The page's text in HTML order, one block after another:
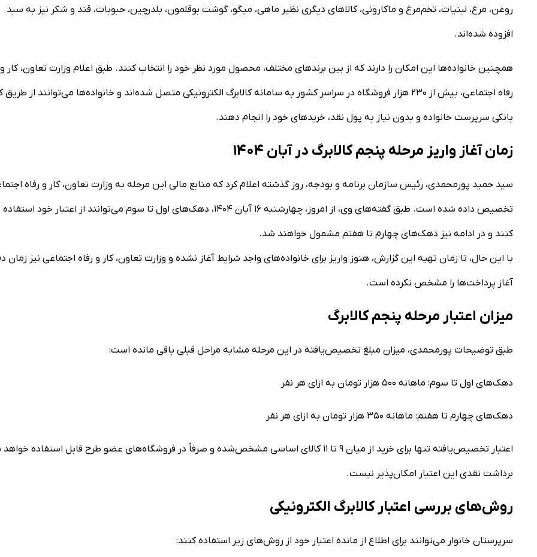
روغن، مرغ، لبنیات، تخم‌مرغ و ماکارونی، کالاهای دیگری نظیر ماهی، میگو، گوشت بوقلمون، بلدرچین، حبوبات، قند و شکر نیز به سبد
افزوده شده‌اند.
همچنین خانواده‌ها این امکان را دارند که از بین برندهای مختلف، محصول مورد نظر خود را انتخاب کنند. طبق اعلام وزارت تعاون، کار و
رفاه اجتماعی، بیش از ۲۳۰ هزار فروشگاه در سراسر کشور به سامانه کالابرگ الکترونیکی متصل شده‌اند و خانواده‌ها می‌توانند از
بانکی سرپرست خانواده و بدون نیاز به پول نقد، خریدهای خود را انجام دهند.
زمان آغاز واریز مرحله پنجم کالابرگ در آبان ۱۴۰۴
سید حمید پورمحمدی، رئیس سازمان برنامه و بودجه، روز گذشته اعلام کرد که منابع مالی این مرحله به وزارت تعاون، کار و رفاه
تخصیص داده شده است. طبق گفته‌های وی، از امروز، چهارشنبه ۱۶ آبان ۱۴۰۴، دهک‌های اول تا سوم می‌توانند از اعتبار خود استفاده
کنند و در ادامه نیز دهک‌های چهارم تا هفتم مشمول خواهند شد.
با این حال، تا زمان تهیه این گزارش، هنوز واریز برای خانواده‌های واجد شرایط آغاز نشده و وزارت تعاون، کار و رفاه اجتماعی نیز زمان
آغاز پرداخت‌ها را مشخص نکرده است.
میزان اعتبار مرحله پنجم کالابرگ
طبق توضیحات پورمحمدی، میزان مبلغ تخصیص‌یافته در این مرحله مشابه مراحل قبلی باقی مانده است:
دهک‌های اول تا سوم: ماهانه ۵۰۰ هزار تومان به ازای هر نفر
دهک‌های چهارم تا هفتم: ماهانه ۳۵۰ هزار تومان به ازای هر نفر
اعتبار تخصیص‌یافته تنها برای خرید از میان ۹ تا ۱۱ کالای اساسی مشخص‌شده و صرفاً در فروشگاه‌های عضو طرح قابل استفاده
برداشت نقدی این اعتبار امکان‌پذیر نیست.
روش‌های بررسی اعتبار کالابرگ الکترونیکی
سرپرستان خانوار می‌توانند برای اطلاع از مانده اعتبار خود از روش‌های زیر استفاده کنند: